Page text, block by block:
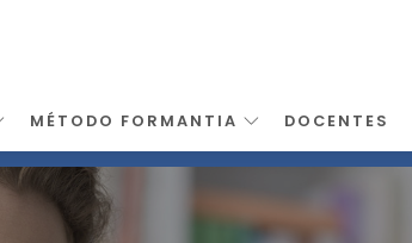
MÉTODO FORMANTIA DOCENTES